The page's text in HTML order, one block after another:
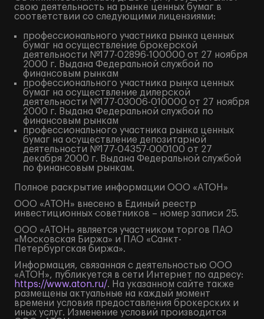
свою деятельность на рынке ценных бумаг в
соответствии со следующими лицензиями:
профессионального участника рынка ценных
бумаг на осуществление брокерской
деятельности №177-02896-100000 от 27 ноября
2000 г. Выдана Федеральной службой по
финансовым рынкам
профессионального участника рынка ценных
бумаг на осуществление дилерской
деятельности №177-03006-010000 от 27 ноября
2000 г. Выдана Федеральной службой по
финансовым рынкам
профессионального участника рынка ценных
бумаг на осуществление депозитарной
деятельности №177-04357-000100 от 27
декабря 2000 г. Выдана Федеральной службой
по финансовым рынкам.
Полное раскрытие информации ООО «АТОН»
ООО «АТОН» внесено в Единый реестр
инвестиционных советников – номер записи 25.
ООО «АТОН» является участником торгов ПАО
«Московская Биржа» и ПАО «Санкт-
Петербургская биржа».
Информация, связанная с деятельностью ООО
«АТОН», публикуется в сети Интернет по адресу:
https://www.aton.ru/. На указанном сайте также
размещены актуальные на каждый момент
времени условия предоставления брокерских и
иных услуг. Изменение условий производится